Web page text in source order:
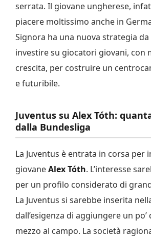
serrata. Il giovane ungherese,
piacere moltissimo anche in
Signora ha una nuova strategia
investire su giocatori giovani, con
crescita, per costruire un
e futuribile.
Juventus su Alex Tóth:
dalla Bundesliga
La Juventus è entrata in corsa per
giovaneAlex Tóth. L’interesse
per un profilo considerato di
La Juventus si sarebbe inserita
dall’esigenza di aggiungere un
mezzo al campo. La società